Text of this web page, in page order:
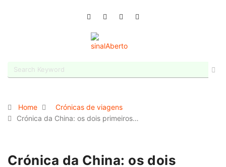
Home
Crónicas de viagens
Crónica da China: os dois primeiros…
Crónica da China: os dois